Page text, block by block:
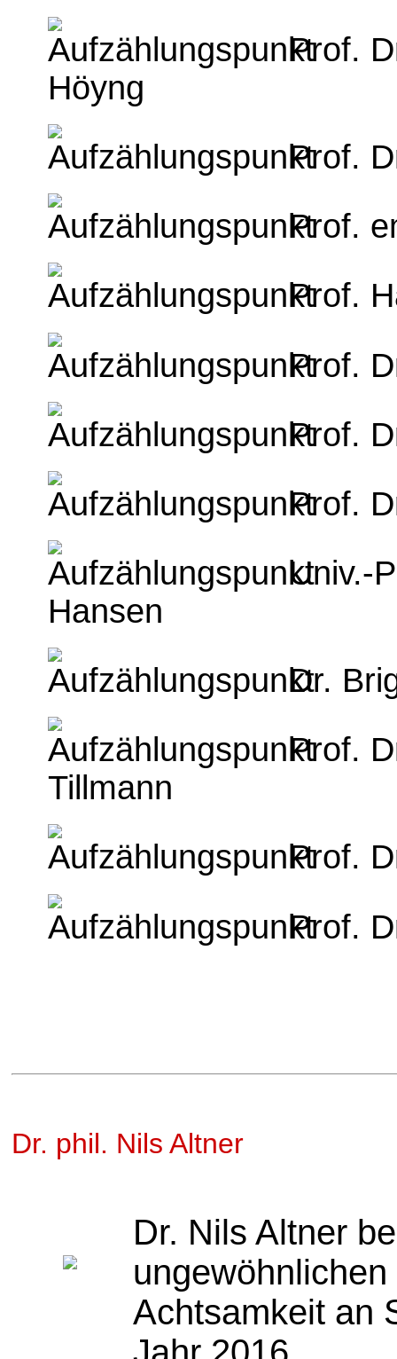
Prof.
Höyng
Prof.
Prof.
Prof.
Prof.
Prof.
Prof.
Univ.-
Hansen
Dr.
Prof.
Tillmann
Prof.
Prof.
Dr. phil. Nils Altner
Dr. Nils Altner
Achtsamkeit an